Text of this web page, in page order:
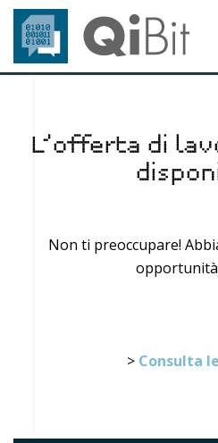
L’offerta di
Non ti preoccupare!
> Consulta